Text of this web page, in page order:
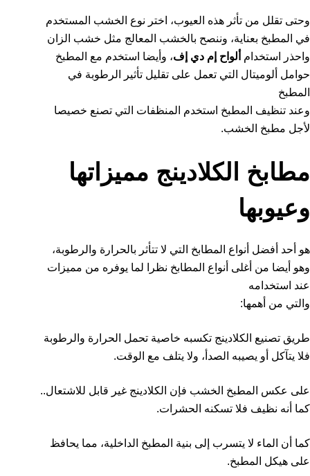
وحتى تقلل من تأثر هذه العيوب، اختر نوع الخشب المستخدم
في المطبخ بعناية، وننصح بالخشب المعالج مثل خشب الزان
واحذر استخدام ألواح إم دي إف، وأيضا استخدم مع المطبخ
حوامل ألوميتال التي تعمل على تقليل تأثير الرطوبة في
المطبخ
وعند تنظيف المطبخ استخدم المنظفات التي تصنع خصيصا
لأجل مطبخ الخشب.
مطابخ الكلادينج مميزاتها
وعيوبها
هو أحد أفضل أنواع المطابخ التي لا تتأثر بالحرارة والرطوبة،
وهو أيضا من أغلى أنواع المطابخ نظرا لما يوفره من مميزات
عند استخدامه
والتي من أهمها:
طريق تصنيع الكلادينج تكسبه خاصية تحمل الحرارة والرطوبة
فلا يتآكل أو يصيبه الصدأ، ولا يتلف مع الوقت.
على عكس المطبخ الخشب فإن الكلادينج غير قابل للاشتعال..
كما أنه نظيف فلا تسكنه الحشرات.
كما أن الماء لا يتسرب إلى بنية المطبخ الداخلية، مما يحافظ
على هيكل المطبخ.